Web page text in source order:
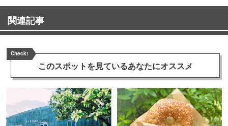
関連記事
Check!
このスポットを見ているあなたにオススメ